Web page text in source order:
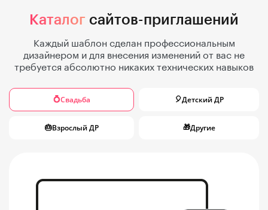
Каталог сайтов-приглашений
Каждый шаблон сделан профессиональным
дизайнером и для внесения изменений от вас не
требуется абсолютно никаких технических навыков
💍Свадьба 🎈Детский ДР
🎂Взрослый ДР 🎁Другие